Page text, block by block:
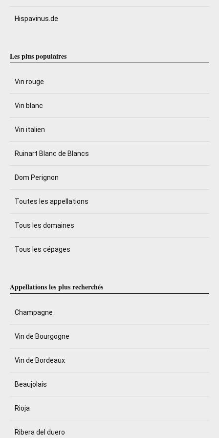
Hispavinus.de
Les plus populaires
Vin rouge
Vin blanc
Vin italien
Ruinart Blanc de Blancs
Dom Perignon
Toutes les appellations
Tous les domaines
Tous les cépages
Appellations les plus recherchés
Champagne
Vin de Bourgogne
Vin de Bordeaux
Beaujolais
Rioja
Ribera del duero